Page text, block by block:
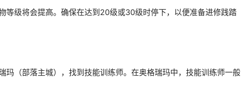
等级将会提高。确保在达到20级或30级时停下，以便准备进修践踏
玛（部落主城），找到技能训练师。在奥格瑞玛中，技能训练师一般